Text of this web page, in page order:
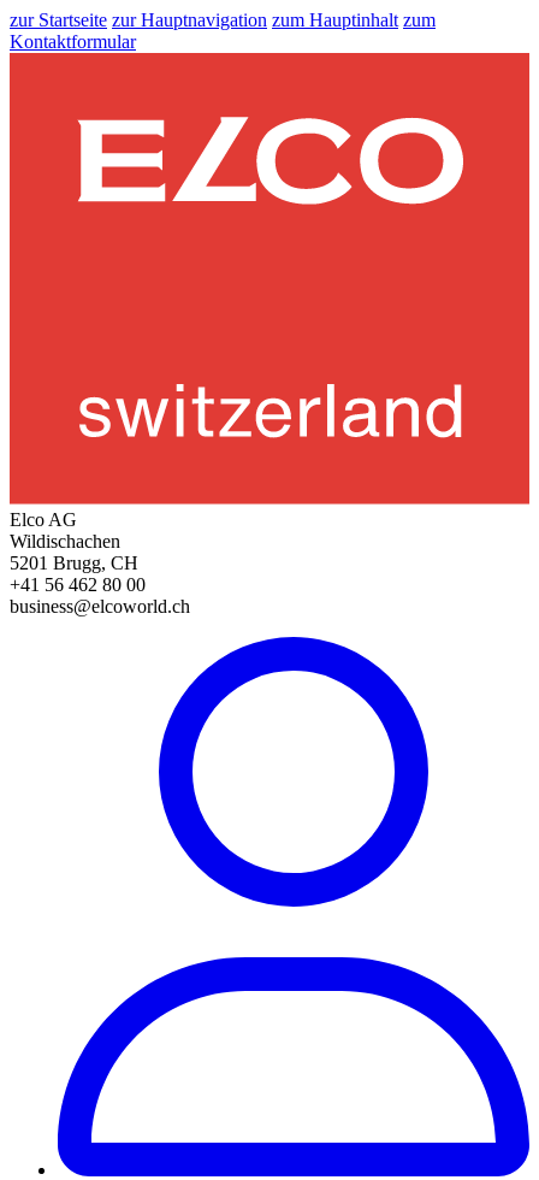
zur Startseite zur Hauptnavigation zum Hauptinhalt zum
Kontaktformular
Elco AG
Wildischachen
5201 Brugg, CH
+41 56 462 80 00
business@elcoworld.ch